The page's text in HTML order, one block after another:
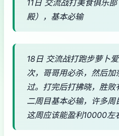
11日 交流战打美食俱乐
殿），基本必输
18日 交流战打跑步萝卜
次，哥哥用必杀，然后
过。打完后打拂晓，胜
二周目基本必输，许多周
这周应该能盈利10000左